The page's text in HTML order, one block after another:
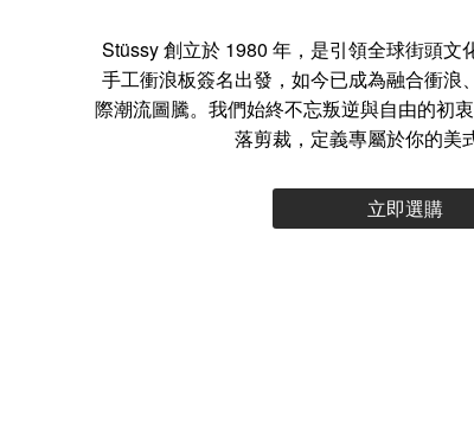
Stüssy 創立於 1980 年，是引領全球街頭文
手工衝浪板簽名出發，如今已成為融合衝浪
際潮流圖騰。我們始終不忘叛逆與自由的初
落剪裁，定義專屬於你的美
立即選購